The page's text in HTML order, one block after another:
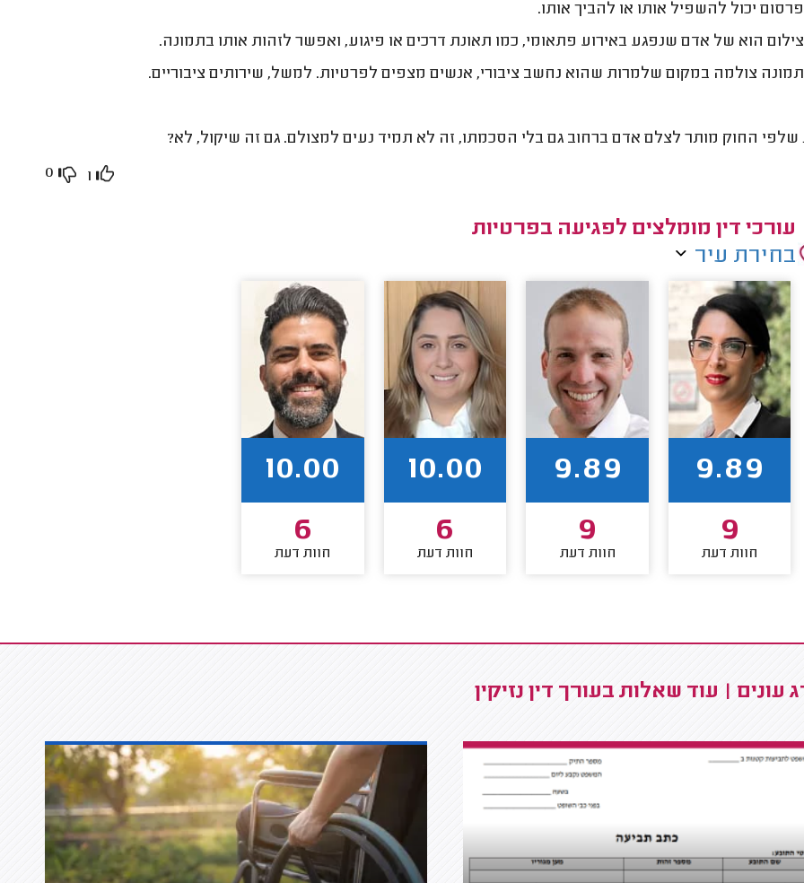
יכול להשפיל אותו או להביך אותו.
הוא של אדם שנפגע באירוע פתאומי, כמו תאונת דרכים או פיגוע, ואפשר לזהות אותו בתמונה.
צולמה במקום שלמרות שהוא נחשב ציבורי, אנשים מצפים לפרטיות. למשל, שירותים ציבוריים.
שלפי החוק מותר לצלם אדם ברחוב גם בלי הסכמתו, זה לא תמיד נעים למצולם. גם זה שיקול, לא?
1
0
עורכי דין מומלצים לפגיעה בפרטיות
בחירת עיר
9.89
9
חוות דעת
9.89
9
חוות דעת
10.00
6
חוות דעת
10.00
6
חוות דעת
עונים | עוד שאלות בעורך דין נזיקין